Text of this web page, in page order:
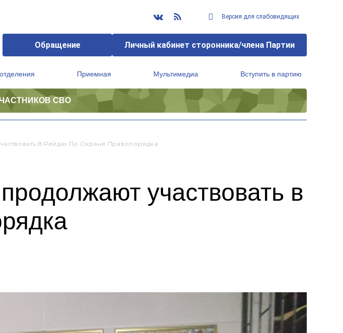
Версия для слабовидящих
Обращение Личный кабинет сторонника/члена Партии
Приемная Мультимедиа Вступить в партию
СВО
В Рейдах По Охране Правопорядка
участвовать в